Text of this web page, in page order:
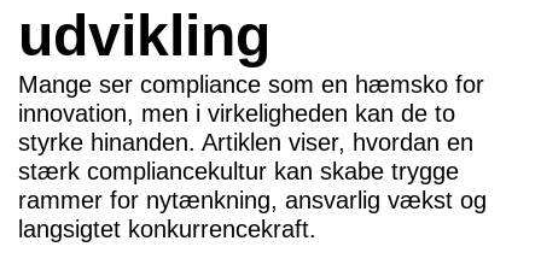
udvikling
Mange ser compliance som en hæmsko for
innovation, men i virkeligheden kan de to
styrke hinanden. Artiklen viser, hvordan en
stærk compliancekultur kan skabe trygge
rammer for nytænkning, ansvarlig vækst og
langsigtet konkurrencekraft.